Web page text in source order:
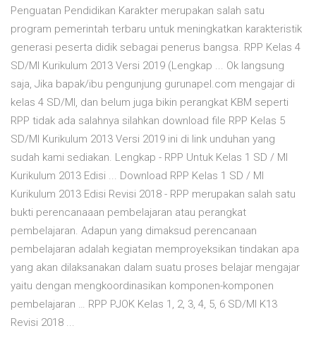
Penguatan Pendidikan Karakter merupakan salah satu
program pemerintah terbaru untuk meningkatkan karakteristik
generasi peserta didik sebagai penerus bangsa. RPP Kelas 4
SD/MI Kurikulum 2013 Versi 2019 (Lengkap ... Ok langsung
saja, Jika bapak/ibu pengunjung gurunapel.com mengajar di
kelas 4 SD/MI, dan belum juga bikin perangkat KBM seperti
RPP tidak ada salahnya silahkan download file RPP Kelas 5
SD/MI Kurikulum 2013 Versi 2019 ini di link unduhan yang
sudah kami sediakan. Lengkap - RPP Untuk Kelas 1 SD / MI
Kurikulum 2013 Edisi ... Download RPP Kelas 1 SD / MI
Kurikulum 2013 Edisi Revisi 2018 - RPP merupakan salah satu
bukti perencanaaan pembelajaran atau perangkat
pembelajaran. Adapun yang dimaksud perencanaan
pembelajaran adalah kegiatan memproyeksikan tindakan apa
yang akan dilaksanakan dalam suatu proses belajar mengajar
yaitu dengan mengkoordinasikan komponen-komponen
pembelajaran … RPP PJOK Kelas 1, 2, 3, 4, 5, 6 SD/MI K13
Revisi 2018 ...